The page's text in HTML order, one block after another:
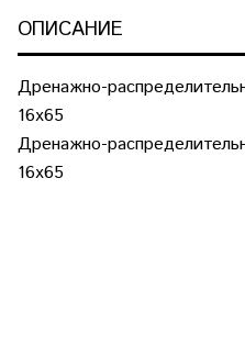
ОПИСАНИЕ
Дренажно-
16х65
Дренажно-
16х65